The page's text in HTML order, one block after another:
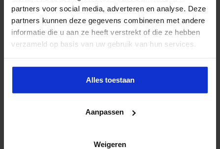
partners voor social media, adverteren en analyse. Deze
partners kunnen deze gegevens combineren met andere
informatie die u aan ze heeft verstrekt of die ze hebben
verzameld op basis van uw gebruik van hun services.
Alles toestaan
Aanpassen
Weigeren